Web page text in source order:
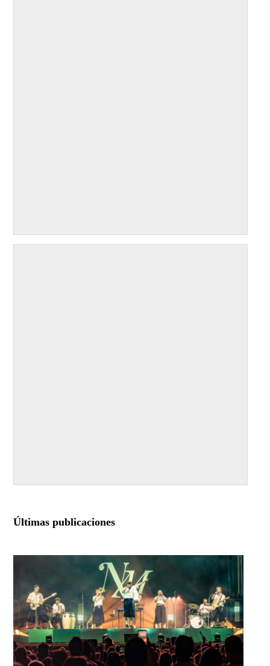
Últimas publicaciones